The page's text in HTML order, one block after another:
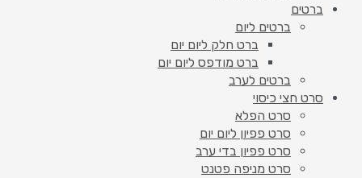
ברטים
ברטים ליום
ברט חלק ליום יום
ברט מודפס ליום יום
ברטים לערב
סרט חצי כיסוי
סרט הפלא
סרט פפיון ליום יום
סרט פפיון בדי ערב
סרט מניפה פטנט